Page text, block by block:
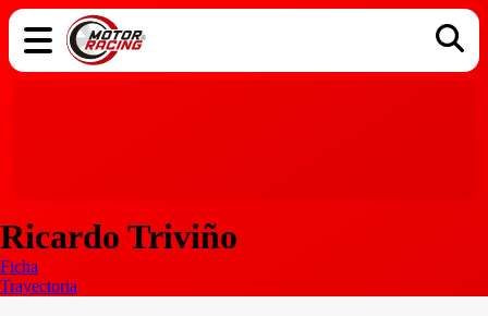
Ricardo Triviño
Ficha
Trayectoria